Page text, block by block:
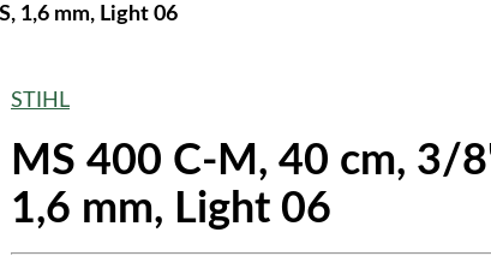
1,6 mm, Light 06
STIHL
MS 400 C-M, 40 cm, 3/
1,6 mm, Light 06